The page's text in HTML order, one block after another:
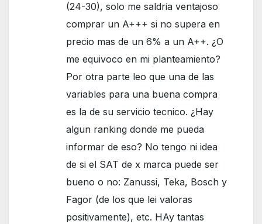
(24-30), solo me saldria ventajoso
comprar un A+++ si no supera en
precio mas de un 6% a un A++. ¿O
me equivoco en mi planteamiento?
Por otra parte leo que una de las
variables para una buena compra
es la de su servicio tecnico. ¿Hay
algun ranking donde me pueda
informar de eso? No tengo ni idea
de si el SAT de x marca puede ser
bueno o no: Zanussi, Teka, Bosch y
Fagor (de los que lei valoras
positivamente), etc. HAy tantas